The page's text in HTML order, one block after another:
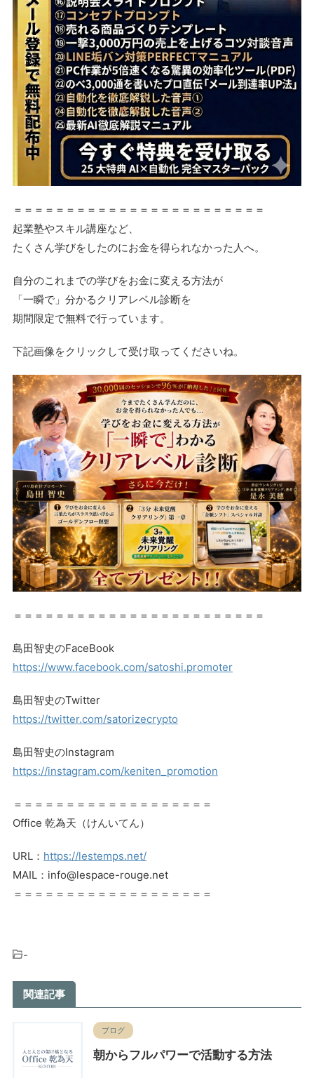
＝＝＝＝＝＝＝＝＝＝＝＝＝＝＝＝＝＝＝＝＝＝＝＝
起業塾やスキル講座など、
たくさん学びをしたのにお金を得られなかった人へ。
自分のこれまでの学びをお金に変える方法が
「一瞬で」分かるクリアレベル診断を
期間限定で無料で行っています。
下記画像をクリックして受け取ってくださいね。
＝＝＝＝＝＝＝＝＝＝＝＝＝＝＝＝＝＝＝＝＝＝＝＝
島田智史のFaceBook
https://www.facebook.com/satoshi.promoter
島田智史のTwitter
https://twitter.com/satorizecrypto
島田智史のInstagram
https://instagram.com/keniten_promotion
＝＝＝＝＝＝＝＝＝＝＝＝＝＝＝＝＝＝＝
Office 乾為天（けんいてん）
URL： https://lestemps.net/
MAIL：info@lespace-rouge.net
＝＝＝＝＝＝＝＝＝＝＝＝＝＝＝＝＝＝＝
-
関連記事
ブログ
朝からフルパワーで活動する方法